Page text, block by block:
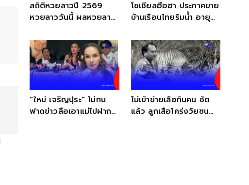
สถิติหวยลาวปี 2569
หวยลาววันนี้ ผลหวยลาว
ลาว
โซเชียลฮือฮา ประกาศขาย
บ้านเรือนไทยริมน้ำ อายุ
"ใหม่ เจริญปุระ" ไม่ทน
ฟาดข่าวลือเอาแม่ไปฝาก
ไม่เข้าข่าย​เสือกินคน ชัด
แล้ว ลูกเสือโคร่งวัยซน